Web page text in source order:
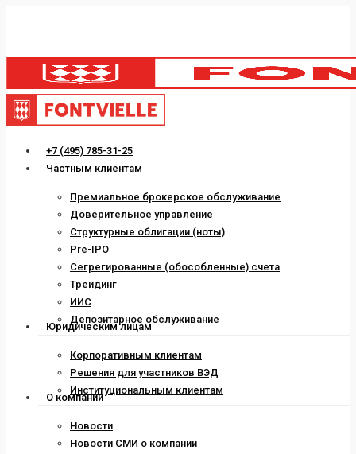
content
Menu
+7 (495) 785-31-25
Частным клиентам
Премиальное брокерское обслуживание
Доверительное управление
Структурные облигации (ноты)
Pre-IPO
Сегрегированные (обособленные) счета
Трейдинг
ИИС
Депозитарное обслуживание
Юридическим лицам
Корпоративным клиентам
Решения для участников ВЭД
Институциональным клиентам
О компании
Новости
Новости СМИ о компании